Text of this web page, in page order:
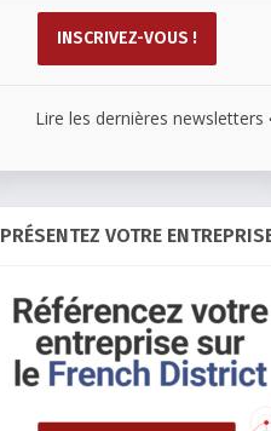
Lire les dernières newsletters
PRÉSENTEZ VOTRE